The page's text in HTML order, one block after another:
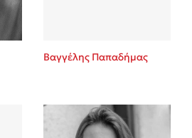
Βαγγέλης Παπαδήμας